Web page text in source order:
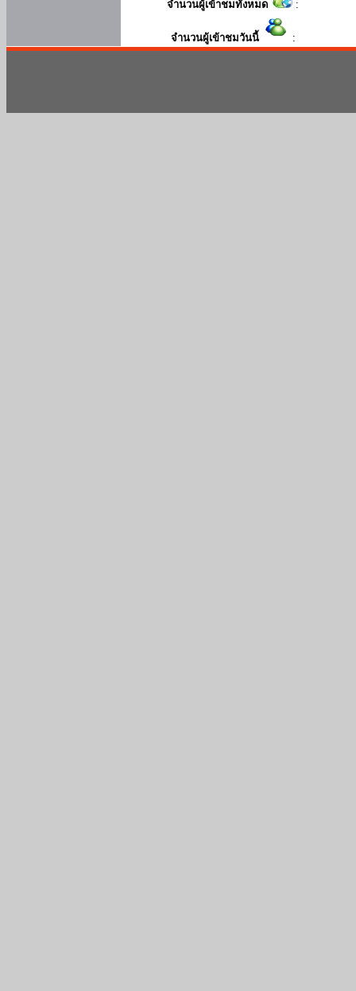
จำนวนผู้เข้าชมทั้งหมด :
จำนวนผู้เข้าชมวันนี้ :